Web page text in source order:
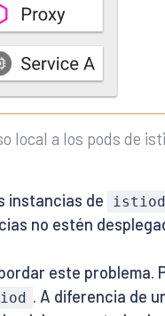
local a los pods de
instancias de istiod
no estén
este problema.
. A diferencia de